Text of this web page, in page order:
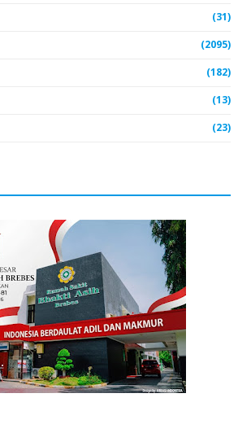
(31)
(2095)
(182)
(13)
(23)